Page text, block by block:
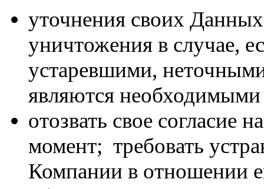
уточнения своих
уничтожения в случае,
устаревшими,
являются необходимыми
отозвать свое согласие
момент; ­ требовать
Компании в отношении